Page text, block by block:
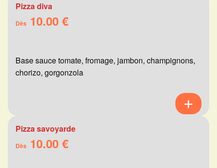
Pizza diva
Dès 10.00 €
Base sauce tomate, fromage, jambon, champignons,
chorizo, gorgonzola
Pizza savoyarde
Dès 10.00 €